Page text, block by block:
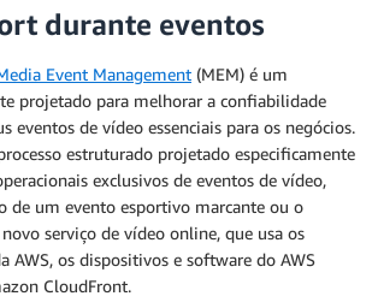
durante eventos
Event Management (MEM) é um
projetado para melhorar a confiabilidade
eventos de vídeo essenciais para os negócios.
estruturado projetado especificamente
exclusivos de eventos de vídeo,
de um evento esportivo marcante ou o
serviço de vídeo online, que usa os
AWS, os dispositivos e software do AWS
CloudFront.